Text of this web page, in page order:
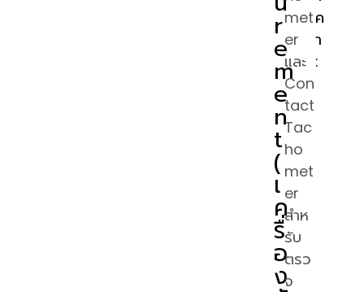
r
e
m
e
n
t
(
เ
ค
รื่
อ
ง
met
er
และ
Con
tact
Tac
ho
met
er
สำห
รับ
ตรว
จ
ค
า
: